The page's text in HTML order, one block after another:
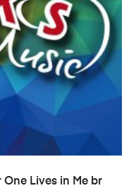
One Lives in Me br